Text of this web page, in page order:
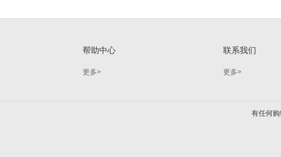
帮助中心
更多>
联系我们
更多>
有任何